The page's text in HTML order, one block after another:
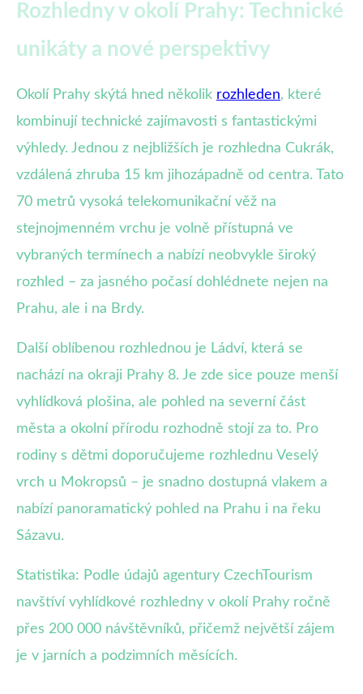
Rozhledny v okolí Prahy: Technické
unikáty a nové perspektivy
Okolí Prahy skýtá hned několik rozhleden, které
kombinují technické zajímavosti s fantastickými
výhledy. Jednou z nejbližších je rozhledna Cukrák,
vzdálená zhruba 15 km jihozápadně od centra. Tato
70 metrů vysoká telekomunikační věž na
stejnojmenném vrchu je volně přístupná ve
vybraných termínech a nabízí neobvykle široký
rozhled – za jasného počasí dohlédnete nejen na
Prahu, ale i na Brdy.
Další oblíbenou rozhlednou je Ládví, která se
nachází na okraji Prahy 8. Je zde sice pouze menší
vyhlídková plošina, ale pohled na severní část
města a okolní přírodu rozhodně stojí za to. Pro
rodiny s dětmi doporučujeme rozhlednu Veselý
vrch u Mokropsů – je snadno dostupná vlakem a
nabízí panoramatický pohled na Prahu i na řeku
Sázavu.
Statistika: Podle údajů agentury CzechTourism
navštíví vyhlídkové rozhledny v okolí Prahy ročně
přes 200 000 návštěvníků, přičemž největší zájem
je v jarních a podzimních měsících.